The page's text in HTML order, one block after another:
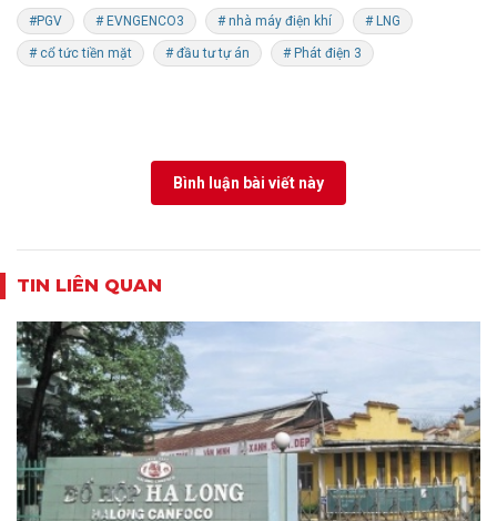
#PGV # EVNGENCO3 # nhà máy điện khí # LNG
# cổ tức tiền mặt # đầu tư tự án # Phát điện 3
Bình luận bài viết này
TIN LIÊN QUAN